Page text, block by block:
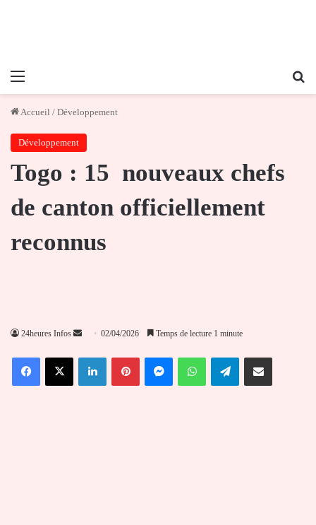
Menu
Accueil / Développement
Développement
Togo : 15 nouveaux chefs
de canton officiellement
reconnus
24heures Infos
Envoyer
courriel
02/04/2026 Temps de lecture 1 minute
FacebookX LinkedinPinterestMessengerWhatsAppTelegramPartager par email